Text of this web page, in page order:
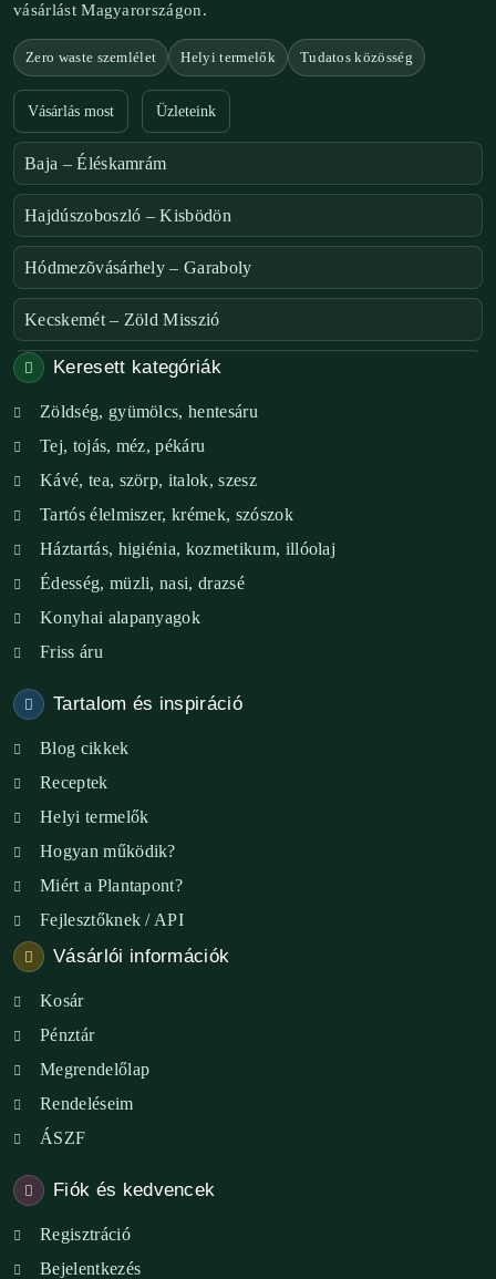
vásárlást Magyarországon.
Zero waste szemlélet Helyi termelők Tudatos közösség
Vásárlás most Üzleteink
Baja – Éléskamrám
Hajdúszoboszló – Kisbödön
Hódmezõvásárhely – Garaboly
Kecskemét – Zöld Misszió
Székesfehérvár – Zöld Sarok
Verőce – Miegymás
XI. ker. – Lemérem
XIX. ker. – Boldog Föld
XVIII. ker. – Eni Mag-ház
XXIII. ker. – Panelpék
Keresett kategóriák
Zöldség, gyümölcs, hentesáru
Tej, tojás, méz, pékáru
Kávé, tea, szörp, italok, szesz
Tartós élelmiszer, krémek, szószok
Háztartás, higiénia, kozmetikum, illóolaj
Édesség, müzli, nasi, drazsé
Konyhai alapanyagok
Friss áru
Tartalom és inspiráció
Blog cikkek
Receptek
Helyi termelők
Hogyan működik?
Miért a Plantapont?
Fejlesztőknek / API
Vásárlói információk
Kosár
Pénztár
Megrendelőlap
Rendeléseim
ÁSZF
Fiók és kedvencek
Regisztráció
Bejelentkezés